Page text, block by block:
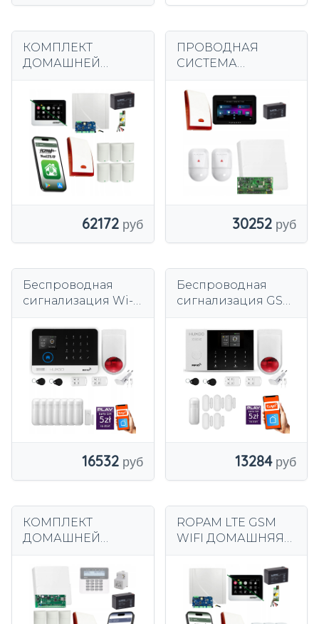
КОМПЛЕКТ
ДОМАШНЕЙ
ROPAM LTE WIFI 6
ДЕТЕКТОРОВ
PARADOX
ПРОФЕССИОНАЛЬ
НАЯ
СИГНАЛИЗАЦИЯ
62172
ПРОВОДНАЯ
СИСТЕМА
СИГНАЛИЗАЦИИ
PARADOX TOUCH 7"
С 2 ДЕТЕКТОРАМИ
ДВИЖЕНИЯ ДЛЯ
ЖИВОТНЫХ
30252
Беспроводная
сигнализация Wi-
комплект
сигнализации
HUXGO HXA003
R7WS
16532
Беспроводная
сигнализация GSM
комплект
сигнализации
HUXGO HXA005
D5BS
13284
КОМПЛЕКТ
ДОМАШНЕЙ
ПРИЛОЖЕНИЕМ
SATEL 8 PARADOX
IP LAN ДАТЧИКИ
ROPAM LTE GSM
WIFI ДОМАШНЯЯ
СИГНАЛИЗАЦИИ 6
ДЕТЕКТОРОВ
BOSCH
ПРОФЕССИОНАЛЬ